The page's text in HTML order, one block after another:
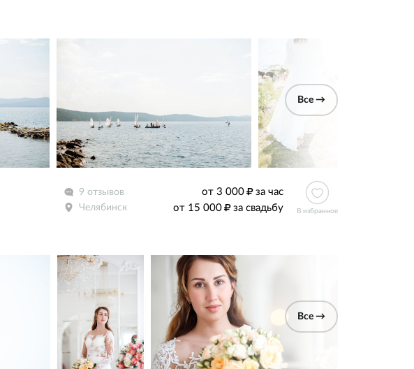
Все →
9 отзывов
Челябинск
от 3 000
за час
от 15 000
за свадьбу В избранное
Все →